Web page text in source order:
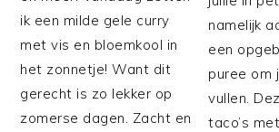
ik een milde gele curry
met vis en bloemkool in
het zonnetje! Want dit
gerecht is zo lekker op
zomerse dagen. Zacht en
namelijk
een
puree om
vullen.
taco’s